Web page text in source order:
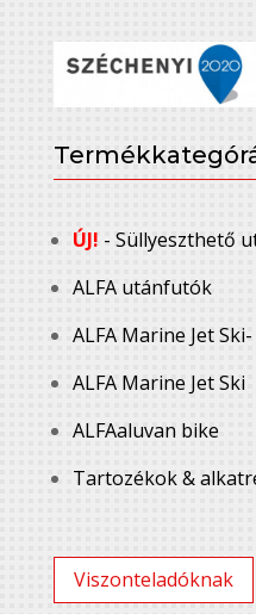
ÚJ! - Süllyeszthető
ALFA utánfutók
ALFA Marine Jet
ALFA Marine Jet Ski
ALFAaluvan bike
Tartozékok &
Viszonteladóknak